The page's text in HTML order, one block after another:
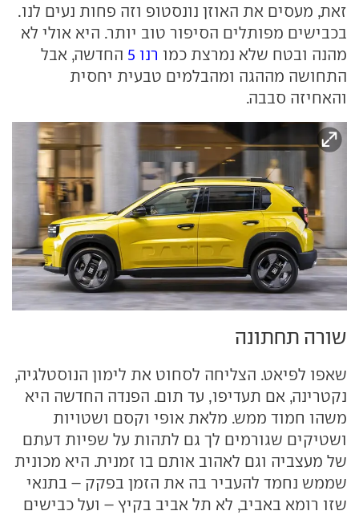
זאת, מעסים את האוזן נונסטופ וזה פחות נעים לנו.
בכבישים מפותלים הסיפור טוב יותר. היא אולי לא
מהנה ובטח שלא נמרצת כמו רנו 5
החדשה, אבל
התחושה מההגה ומהבלמים טבעית יחסית
והאחיזה סבבה.
שורה תחתונה
שאפו לפיאט. הצליחה לסחוט את לימון הנוסטלגיה,
נקטרינה, אם תעדיפו, עד תום. הפנדה החדשה היא
משהו חמוד ממש. מלאת אופי וקסם ושטויות
ושטיקים שגורמים לך גם לתהות על שפיות דעתם
של מעצביה וגם לאהוב אותם בו זמנית. היא מכונית
שממש נחמד להעביר בה את הזמן בפקק – בתנאי
שזו רומא באביב, לא תל אביב בקיץ – ועל כבישים